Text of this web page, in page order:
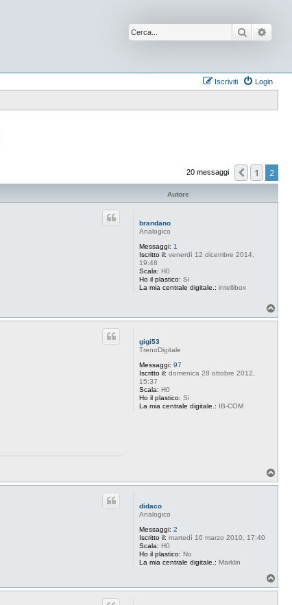
Cerca
Login
Iscriviti
20 messaggi 1 2
Autore
brandano
Analogico
Messaggi: 1
Iscritto il: venerdì 12 dicembre 2014,
19:48
Scala: H0
Ho il plastico: Si
La mia centrale digitale.: intellibox
o
gigi53
TrenoDigitale
Messaggi: 97
Iscritto il: domenica 28 ottobre 2012,
15:37
Scala: H0
Ho il plastico: Si
La mia centrale digitale.: IB-COM
o
didaco
Analogico
Messaggi: 2
Iscritto il: martedì 16 marzo 2010, 17:40
Scala: H0
Ho il plastico: No
La mia centrale digitale.: Marklin
o